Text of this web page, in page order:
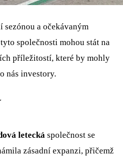
sezónou a očekávaným
společnosti mohou stát na
příležitostí, které by mohly
nás investory.
letecká společnost se
zásadní expanzi, přičemž